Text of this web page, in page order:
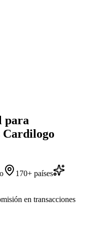
para
Cardilogo
170+ países
en transacciones